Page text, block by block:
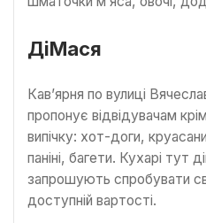
ДіМася
Кав’ярня по вулиці
пропонує відвідувачам
випічку: хот-доги,
паніні, багети. Кухарі тут
запрошують спробувати
доступній вартості.